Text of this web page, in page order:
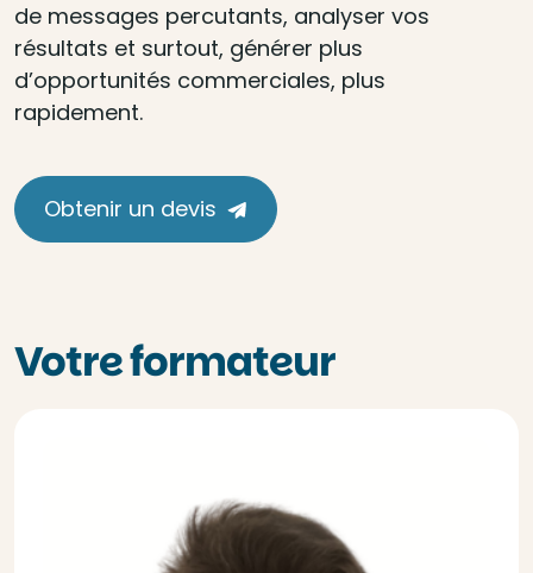
de messages percutants, analyser vos
résultats et surtout, générer plus
d’opportunités commerciales, plus
rapidement.
Obtenir un devis
Votre formateur